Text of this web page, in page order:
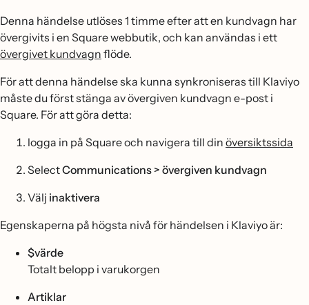
Denna händelse utlöses 1 timme efter att en kundvagn har
övergivits i en Square webbutik, och kan användas i ett
övergivet kundvagn flöde.
För att denna händelse ska kunna synkroniseras till Klaviyo
måste du först stänga av övergiven kundvagn e-post i
Square. För att göra detta:
logga in på Square och navigera till din översiktssida
SelectCommunications > övergiven kundvagn
Välj inaktivera
Egenskaperna på högsta nivå för händelsen i Klaviyo är:
$värde
Totalt belopp i varukorgen
Artiklar